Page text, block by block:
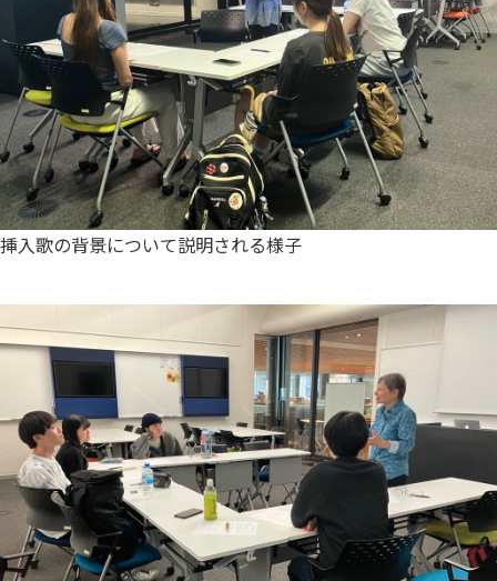
挿入歌の背景について説明される様子